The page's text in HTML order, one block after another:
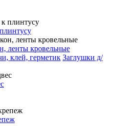
ленты кровельные
клей, герметик Заглушки д/